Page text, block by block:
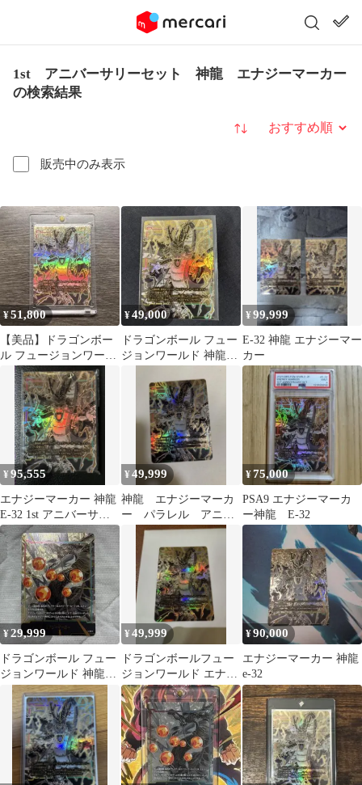
1st アニバーサリーセット 神龍 エナジーマーカー
の検索結果
販売中のみ表示
並び替え
¥51,800
【美品】ドラゴンボー
ル フュージョンワール
ド 神龍 エナジーマーカ
¥49,000
ドラゴンボール フュー
ジョンワールド 神龍
¥99,999
E-32 神龍 エナジーマー
カー
¥95,555
エナジーマーカー 神龍
E-32 1st アニバーサリ
ーセット 未開封
¥49,999
神龍 エナジーマーカ
ー パラレル アニバ
ーサリー プロモ e-
¥75,000
PSA9 エナジーマーカ
ー神龍 E-32
¥29,999
ドラゴンボール フュー
ジョンワールド 神龍
エナジーマーカー E-99
¥49,999
ドラゴンボールフュー
ジョンワールド エナジ
ーマーカー 神龍
¥90,000
エナジーマーカー 神龍
e-32